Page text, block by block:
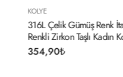
İtalyan Zincir Model
Kolye